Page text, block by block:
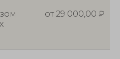
от 29 000,00 ₽